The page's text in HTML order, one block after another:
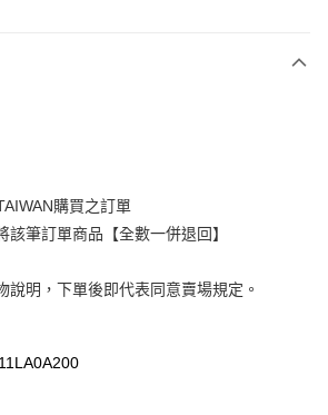
華泰商業銀行
遠東國際商業銀行
星展（台灣）商業銀行
購買之訂單
該筆訂單商品【全數一併退回】
說明，下單後即代表同意賣場規定。